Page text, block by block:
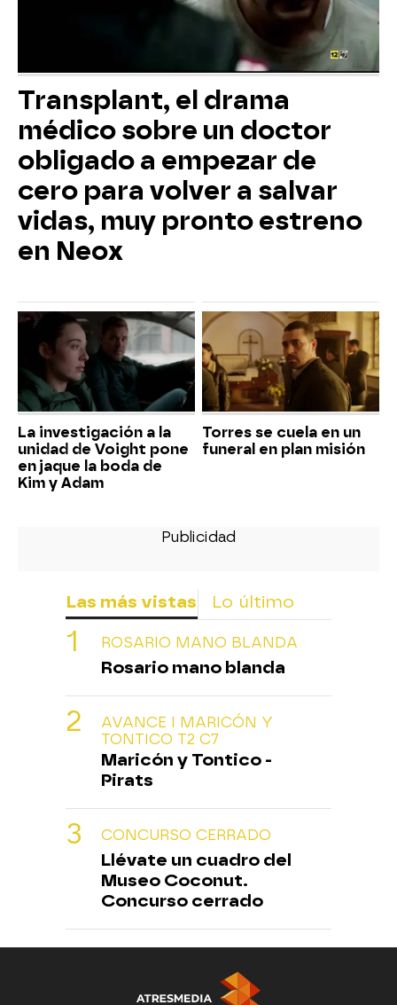
Transplant, el drama
médico sobre un doctor
obligado a empezar de
cero para volver a salvar
vidas, muy pronto estreno
en Neox
La investigación a la
unidad de Voight pone
en jaque la boda de
Kim y Adam
Torres se cuela en un
funeral en plan misión
Las más vistas Lo último
ROSARIO MANO BLANDA
Rosario mano blanda
AVANCE I MARICÓN Y
TONTICO T2 C7
Maricón y Tontico -
Pirats
CONCURSO CERRADO
Llévate un cuadro del
Museo Coconut.
Concurso cerrado